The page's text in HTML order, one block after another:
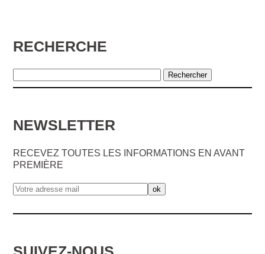
RECHERCHE
NEWSLETTER
RECEVEZ TOUTES LES INFORMATIONS EN AVANT
PREMIÈRE